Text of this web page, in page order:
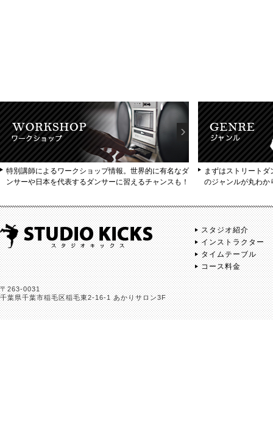
特別講師によるワークショップ情報。世界的に有名なダ
ンサーや日本を代表するダンサーに習えるチャンスも！
まずはストリート
のジャンルが丸わか
〒263-0031
千葉県千葉市稲毛区稲毛東2-16-1 あかりサロン3F
スタジオ紹介
インストラクター
タイムテーブル
コース料金